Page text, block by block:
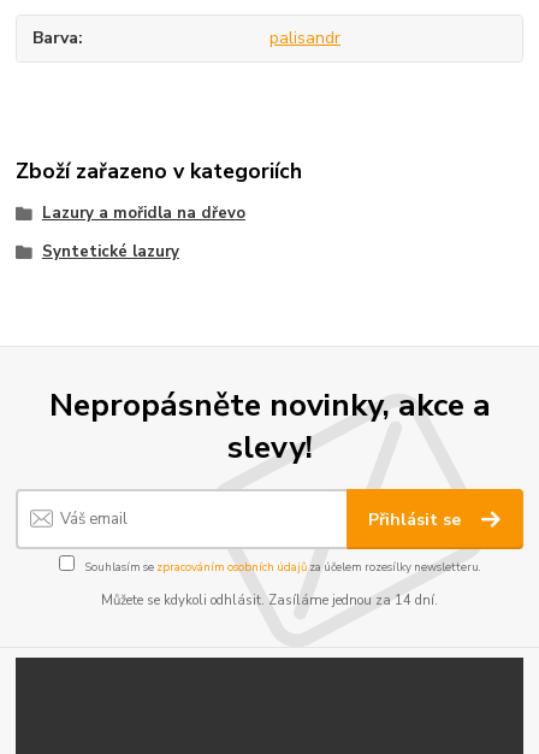
Barva palisandr
Zboží zařazeno v kategoriích
Lazury a mořidla na dřevo
Syntetické lazury
Nepropásněte novinky, akce a
slevy!
Přihlásit se
Souhlasím se zpracováním osobních údajůza účelem rozesílky newsletteru.
Můžete se kdykoli odhlásit. Zasíláme jednou za 14 dní.